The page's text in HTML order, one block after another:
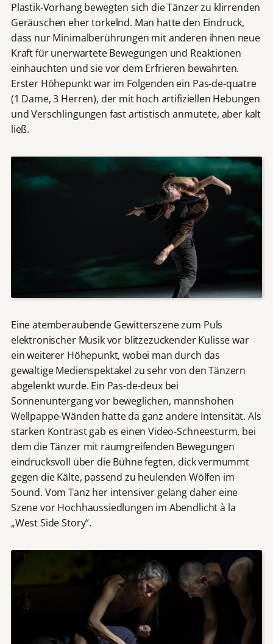
Plastik-Vorhang bewegten sich die Tänzer zu klirrenden
Geräuschen eher torkelnd. Man hatte den Eindruck,
dass nur Minimalberührungen mit anderen ihnen neue
Kraft für unerwartete Bewegungen und Reaktionen
einhauchten und sie vor dem Erfrieren bewahrten.
Erster Höhepunkt war im Folgenden ein Pas-de-quatre
(1 Dame, 3 Herren), der mit hoch artifiziellen Hebungen
und Verschlingungen fast artistisch anmutete, aber kalt
ließ.
Eine atemberaubende Gewitterszene zum Puls
elektronischer Musik vor blitzezuckender Kulisse war
ein weiterer Höhepunkt, wobei man durch das
gewaltige Medienspektakel zu sehr von den Tänzern
abgelenkt wurde. Ein Pas-de-deux bei
Sonnenuntergang vor beweglichen, mannshohen
Wellpappe-Wänden hatte da ganz andere Intensität. Als
starken Kontrast gab es einen Video-Schneesturm, bei
dem die Tänzer mit raumgreifenden Bewegungen
eindrucksvoll über die Bühne fegten, dick vermummt
gegen die Kälte, passend zu heulenden Wölfen im
Sound. Vom Tanz her intensiver gelang daher eine
Szene vor Hochhaussiedlungen im Abendlicht à la
„West Side Story“.